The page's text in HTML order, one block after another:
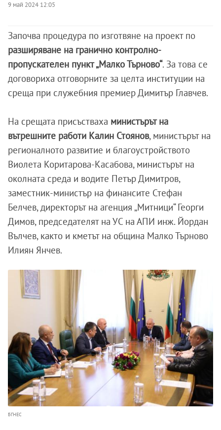
9 май 2024 12:05
Започва процедура по изготвяне на проект по
разширяване на гранично контролно-
пропускателен пункт „Малко Търново“. За това се
договориха отговорните за целта институции на
среща при служебния премиер Димитър Главчев.
На срещата присъстваха министърът на
вътрешните работи Калин Стоянов, министърът на
регионалното развитие и благоустройството
Виолета Коритарова-Касабова, министърът на
околната среда и водите Петър Димитров,
заместник-министър на финансите Стефан
Белчев, директорът на агенция „Митници“ Георги
Димов, председателят на УС на АПИ инж. Йордан
Вълчев, както и кметът на община Малко Търново
Илиян Янчев.
БГНЕС